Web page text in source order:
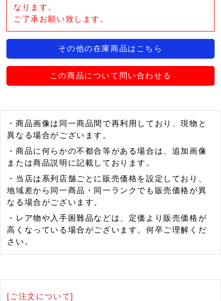
なります。
ご了承お願い致します。
その他の在庫商品はこちら
この商品について問い合わせる
・商品画像は同一商品間で再利用しており、現物と
異なる場合がございます。
・商品に何らかの不都合等がある場合は、追加画像
または商品説明に記載しております。
・当店は系列店舗ごとに販売価格を設定しており、
地域差から同一商品・同一ランクでも販売価格が異
なる場合がございます。
・レア物や入手困難品などは、定価より販売価格が
高くなっている場合がございます。何卒ご理解くだ
さい。
[ご注文について]